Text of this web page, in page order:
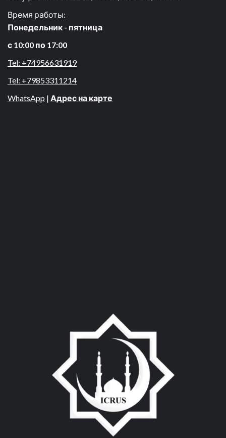
Время работы:
Понедельник - пятница
с 10:00 по 17:00
Tel: +74956631919
Tel: +79853311214
WhatsApp | Адрес на карте